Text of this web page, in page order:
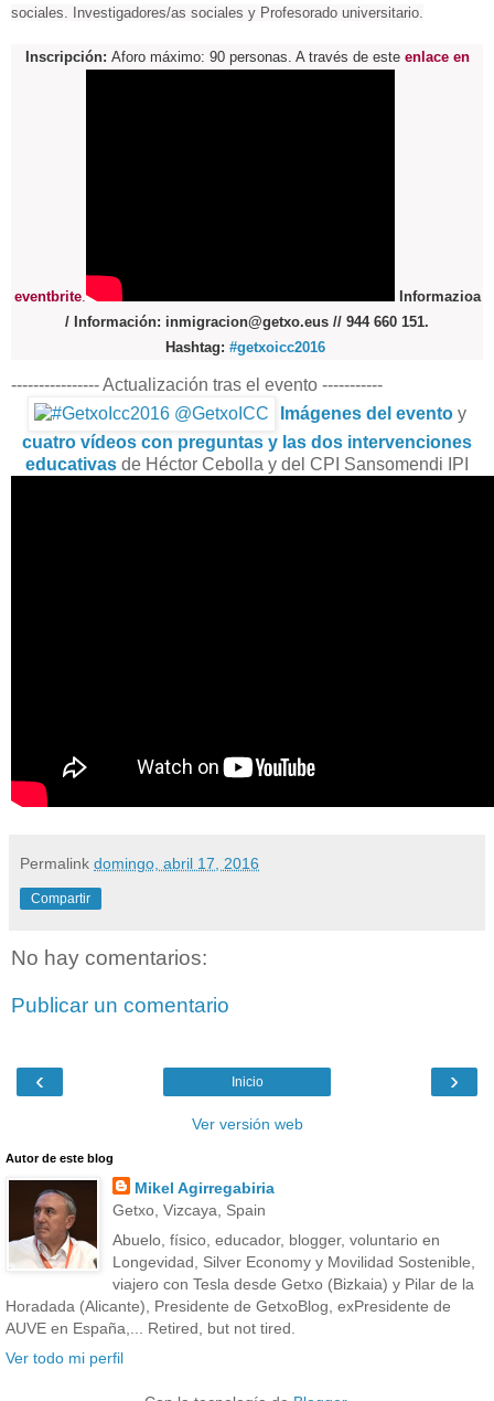
sociales. Investigadores/as sociales y Profesorado universitario.
Inscripción: Aforo máximo: 90 personas. A través de este enlace en
eventbrite.
Informazioa
/ Información: inmigracion@getxo.eus // 944 660 151.
Hashtag: #getxoicc2016
---------------- Actualización tras el evento -----------
Imágenes del evento y
cuatro vídeos con preguntas y las dos intervenciones
educativas de Héctor Cebolla y del CPI Sansomendi IPI
Permalink domingo, abril 17, 2016
Compartir
No hay comentarios:
Publicar un comentario
‹ ›
Inicio
Ver versión web
Autor de este blog
Mikel Agirregabiria
Getxo, Vizcaya, Spain
Abuelo, físico, educador, blogger, voluntario en
Longevidad, Silver Economy y Movilidad Sostenible,
viajero con Tesla desde Getxo (Bizkaia) y Pilar de la
Horadada (Alicante), Presidente de GetxoBlog, exPresidente de
AUVE en España,... Retired, but not tired.
Ver todo mi perfil